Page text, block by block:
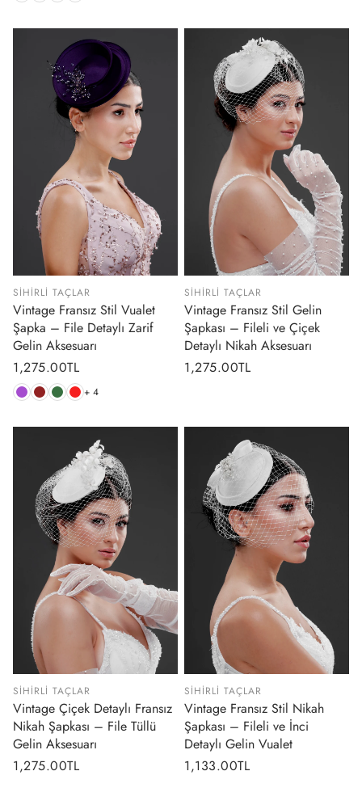
SIHIRLI TAÇLAR
Vintage Fransız Stil Vualet
Şapka – File Detaylı Zarif
Gelin Aksesuarı
Normal
fiyat
1,275.00TL
+ 4
SIHIRLI TAÇLAR
Vintage Fransız Stil Gelin
Şapkası – Fileli ve Çiçek
Detaylı Nikah Aksesuarı
Normal
1,275.00TL
SIHIRLI TAÇLAR
Vintage Çiçek Detaylı Fransız
Nikah Şapkası – File Tüllü
Gelin Aksesuarı
Normal
1,275.00TL
SIHIRLI TAÇLAR
Vintage Fransız Stil Nikah
Şapkası – Fileli ve İnci
Detaylı Gelin Vualet
Normal
1,133.00TL